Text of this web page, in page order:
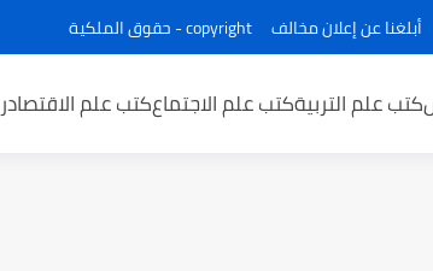
أبلغنا عن إعلان مخالف copyright - حقوق الملكية
كتب علم التربيةكتب علم الاجتماعكتب علم الاقتصاد